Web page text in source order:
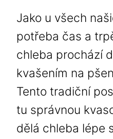
Jako u všech
potřeba čas a
chleba prochází
kvašením na
Tento tradiční
tu správnou
dělá chleba lépe